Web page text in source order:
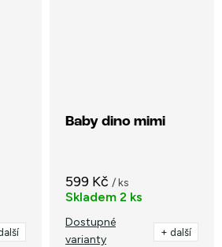
Baby dino mimi
599 Kč / ks
Skladem 2 ks
Dostupné
varianty
+ další